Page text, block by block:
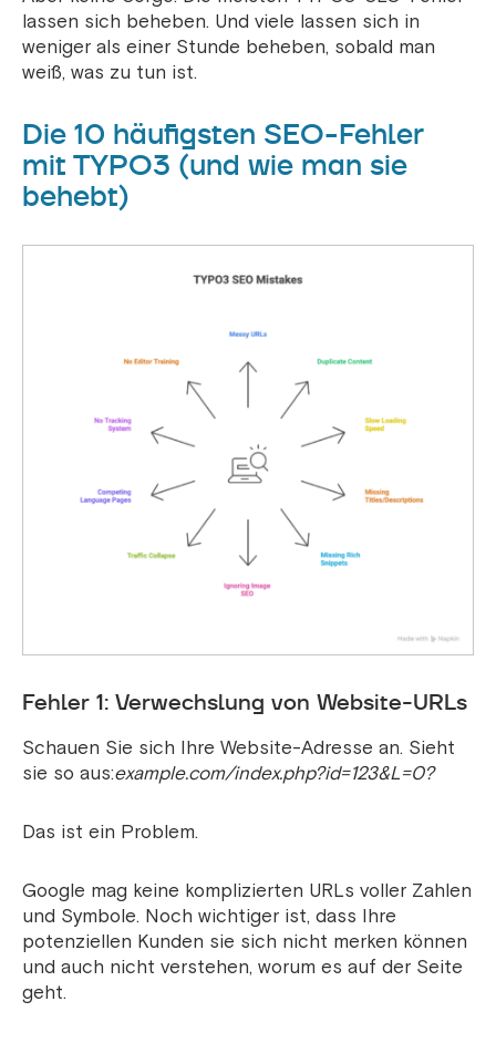
lassen sich beheben. Und viele lassen sich in
weniger als einer Stunde beheben, sobald man
weiß, was zu tun ist.
Die 10 häufigsten SEO-Fehler
mit TYPO3 (und wie man sie
behebt)
Fehler 1: Verwechslung von Website-URLs
Schauen Sie sich Ihre Website-Adresse an. Sieht
sie so aus:example.com/index.php?id=123&L=0?
Das ist ein Problem.
Google mag keine komplizierten URLs voller Zahlen
und Symbole. Noch wichtiger ist, dass Ihre
potenziellen Kunden sie sich nicht merken können
und auch nicht verstehen, worum es auf der Seite
geht.